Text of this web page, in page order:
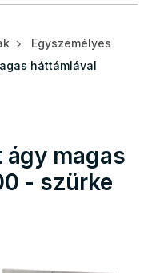
Egyszemélyes
háttámlával
ágy magas
- szürke